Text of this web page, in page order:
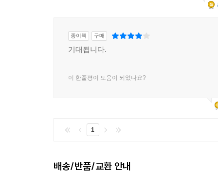
계속 확장시켰다. ‘어머니’ 정체성으로부터 강한
그럼에도 불구하고, 버티고 쓰다
이런 모든 노력들이 무색하게도 세계는 여전히
무엇보다, 이 사태에서 가장 큰 목소리를 낸 것
맞게 편집하고 그 이름일 빌미로 차별을 실천하는
세계의 도래를 포기하지 않는 ‘다시’이므로”. ‘다
종이책 구매
기대됩니다.
이 한줄평이 도움이 되었나요?
1
배송/반품/교환 안내